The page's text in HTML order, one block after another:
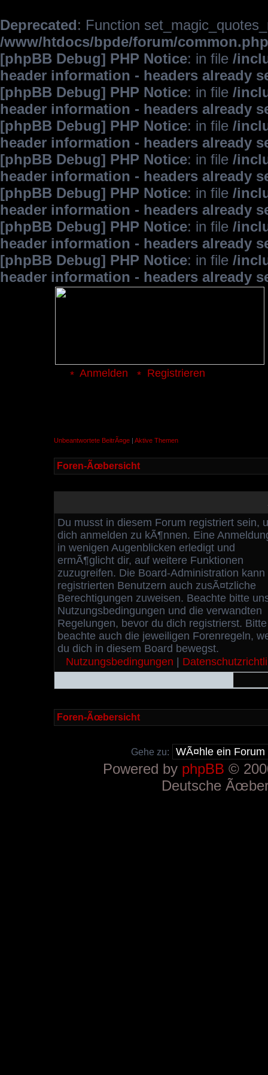
Deprecated: Function
/www/htdocs/bpde/forum/common.php
[phpBB Debug] PHP Notice: in file /
header information - headers already
[phpBB Debug] PHP Notice: in file /
header information - headers already
[phpBB Debug] PHP Notice: in file /
header information - headers already
[phpBB Debug] PHP Notice: in file /
header information - headers already
[phpBB Debug] PHP Notice: in file /
header information - headers already
[phpBB Debug] PHP Notice: in file /
header information - headers already
[phpBB Debug] PHP Notice: in file /
header information - headers already
Anmelden Registrieren
Unbeantwortete BeitrÃ¤ge | Aktive Themen
Foren-Ãœbersicht
Du musst in diesem Forum registriert sein,
dich anmelden zu kÃ¶nnen. Eine
in wenigen Augenblicken erledigt und
ermÃ¶glicht dir, auf weitere Funktionen
zuzugreifen. Die Board-Administration kann
registrierten Benutzern auch zusÃ¤tzliche
Berechtigungen zuweisen. Beachte bitte
Nutzungsbedingungen und die verwandten
Regelungen, bevor du dich registrierst. Bitte
beachte auch die jeweiligen Forenregeln,
du dich in diesem Board bewegst.
Nutzungsbedingungen
Foren-Ãœbersicht
Gehe zu:
Powered by phpBB ©
Deutsche